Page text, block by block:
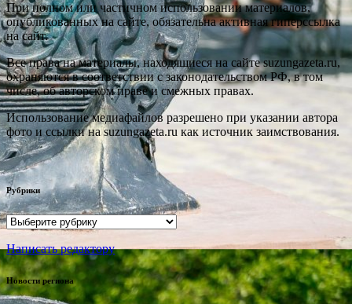
При полном или частичном использовании материалов,
опубликованных на сайте, обязательна активная гиперссылка
на сайт.
Все права на материалы, находящиеся на сайте suzungazeta.ru,
охраняются в соответствии с законодательством РФ, в том
числе, об авторском праве и смежных правах.
Использование медиафайлов разрешено при указании автора
фото и ссылки на suzungazeta.ru как источник заимствования.
Рубрики
Рубрики
Написать редактору
Новости региона